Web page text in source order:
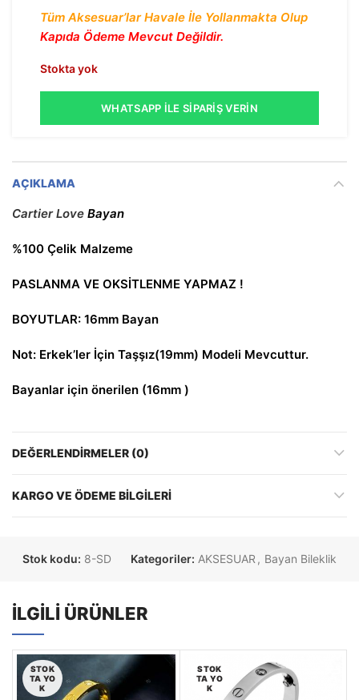
Tüm Aksesuar’lar Havale İle Yollanmakta Olup
Kapıda Ödeme Mevcut Değildir.
Stokta yok
WHATSAPP İLE SIPARIŞ VERIN
AÇIKLAMA
Cartier Love Bayan
%100 Çelik Malzeme
PASLANMA VE OKSİTLENME YAPMAZ !
BOYUTLAR: 16mm Bayan
Not: Erkek’ler İçin Taşşız(19mm) Modeli Mevcuttur.
Bayanlar için önerilen (16mm )
DEĞERLENDIRMELER (0)
KARGO VE ÖDEME BILGILERI
Stok kodu: 8-SD Kategoriler: AKSESUAR , Bayan Bileklik
İLGILI ÜRÜNLER
STOK
TA YO
K
STOK
TA YO
K